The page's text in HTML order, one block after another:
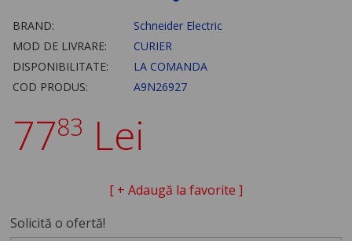
BRAND:
Schneider Electric
MOD DE LIVRARE:
CURIER
DISPONIBILITATE:
LA COMANDA
COD PRODUS:
A9N26927
7783 Lei
[ + Adaugă la favorite ]
Solicită o ofertă!